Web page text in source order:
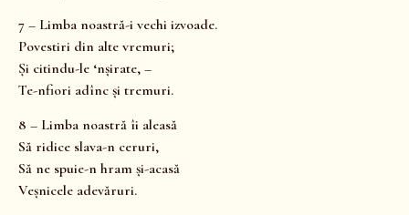
7 – Limba noastră-i vechi izvoade.
Povestiri din alte vremuri;
Și citindu-le ‘nșirate, –
Te-nfiori adînc și tremuri.
8 – Limba noastră îi aleasă
Să ridice slava-n ceruri,
Să ne spuie-n hram și-acasă
Veșnicele adevăruri.